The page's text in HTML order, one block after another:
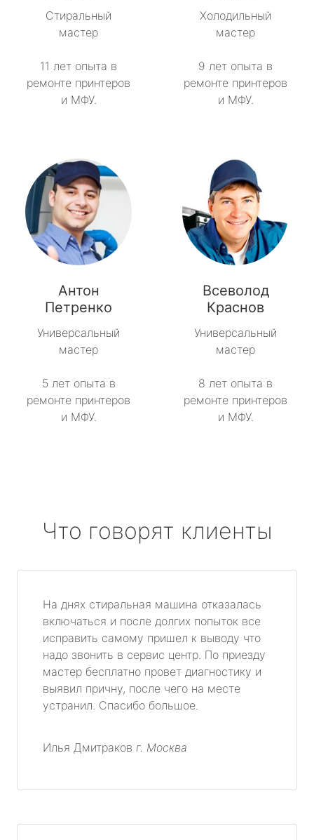
Стиральный
мастер
11 лет опыта в
ремонте принтеров
и МФУ.
Холодильный
мастер
9 лет опыта в
ремонте принтеров
и МФУ.
Антон
Петренко
Универсальный
мастер
5 лет опыта в
ремонте принтеров
и МФУ.
Всеволод
Краснов
Универсальный
мастер
8 лет опыта в
ремонте принтеров
и МФУ.
Что говорят клиенты
На днях стиральная машина отказалась
включаться и после долгих попыток все
исправить самому пришел к выводу что
надо звонить в сервис центр. По приезду
мастер бесплатно провет диагностику и
выявил причну, после чего на месте
устранил. Спасибо большое.
Илья Дмитраков г. Москва